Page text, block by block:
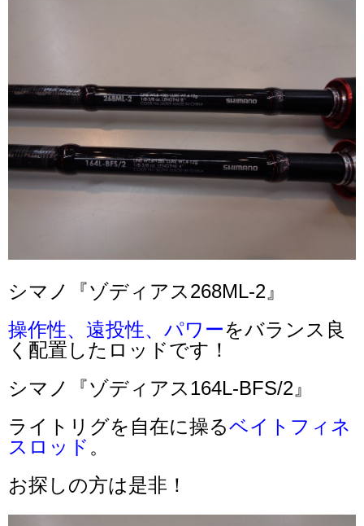
シマノ『ゾディアス268ML-2』
操作性、遠投性、パワーをバランス良
く配置したロッドです！
シマノ『ゾディアス164L-BFS/2』
ライトリグを自在に操るベイトフィネ
スロッド 。
お探しの方は是非！